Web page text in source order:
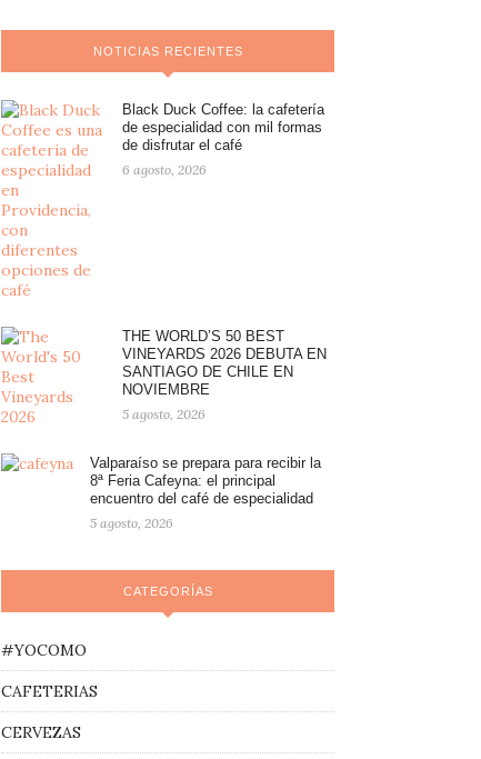
NOTICIAS RECIENTES
Black Duck Coffee: la cafetería
de especialidad con mil formas
de disfrutar el café
6 agosto, 2026
THE WORLD’S 50 BEST
VINEYARDS 2026 DEBUTA EN
SANTIAGO DE CHILE EN
NOVIEMBRE
5 agosto, 2026
Valparaíso se prepara para recibir la
8ª Feria Cafeyna: el principal
encuentro del café de especialidad
5 agosto, 2026
CATEGORÍAS
#YOCOMO
CAFETERIAS
CERVEZAS